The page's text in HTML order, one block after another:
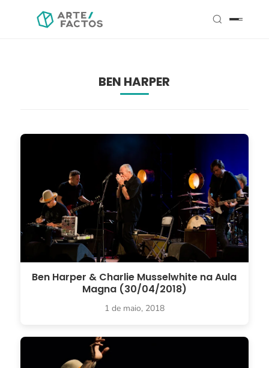
BEN HARPER
Ben Harper & Charlie Musselwhite na Aula
Magna (30/04/2018)
1 de maio, 2018